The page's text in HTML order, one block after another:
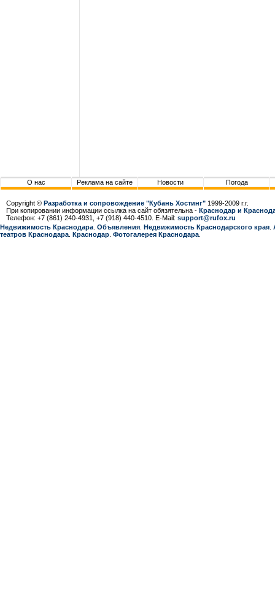
О нас Реклама на сайте Новости Погода
Copyright © Разработка и сопровождение "Кубань Хостинг" 1999-2009 г.г.
При копировании информации ссылка на сайт обязятельна - Краснодар и
Телефон: +7 (861) 240-4931, +7 (918) 440-4510. E-Mail: support@rufox.ru
Недвижимость Краснодара Объявления Недвижимость Краснодарcкого края
театров Краснодара Краснодар Фотогалерея Краснодара